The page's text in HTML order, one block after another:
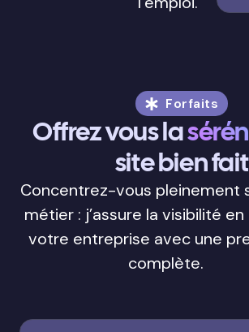
Forfaits
Offrez vous la
site bien fait
Concentrez-vous pleinement
métier : j’assure la visibilité
votre entreprise avec une
complète.